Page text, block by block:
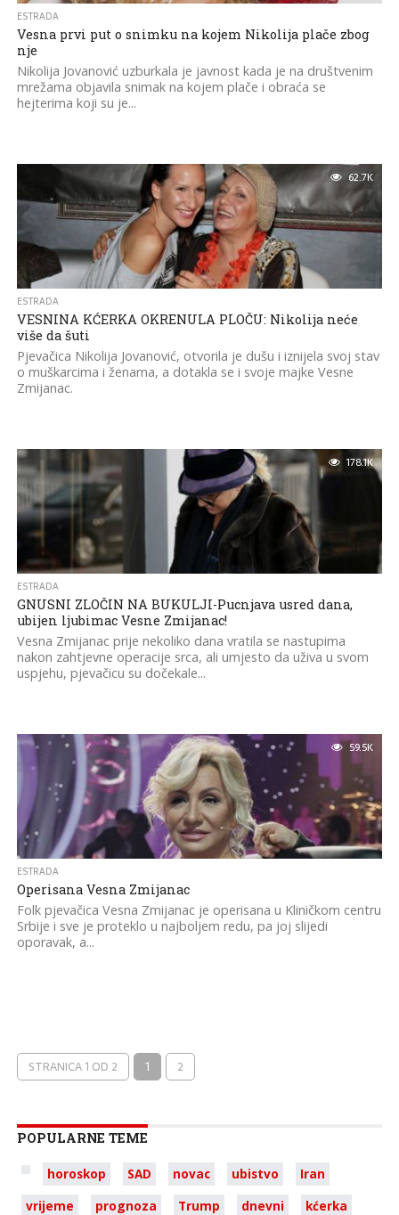
ESTRADA
Vesna prvi put o snimku na kojem Nikolija plače zbog
nje
Nikolija Jovanović uzburkala je javnost kada je na društvenim
mrežama objavila snimak na kojem plače i obraća se
hejterima koji su je...
62.7K
ESTRADA
VESNINA KĆERKA OKRENULA PLOČU: Nikolija neće
više da šuti
Pjevačica Nikolija Jovanović, otvorila je dušu i iznijela svoj stav
o muškarcima i ženama, a dotakla se i svoje majke Vesne
Zmijanac.
178.1K
ESTRADA
GNUSNI ZLOČIN NA BUKULJI-Pucnjava usred dana,
ubijen ljubimac Vesne Zmijanac!
Vesna Zmijanac prije nekoliko dana vratila se nastupima
nakon zahtjevne operacije srca, ali umjesto da uživa u svom
uspjehu, pjevačicu su dočekale...
59.5K
ESTRADA
Operisana Vesna Zmijanac
Folk pjevačica Vesna Zmijanac je operisana u Kliničkom centru
Srbije i sve je proteklo u najboljem redu, pa joj slijedi
oporavak, a...
STRANICA 1 OD 2 1 2
POPULARNE TEME
horoskop SAD novac ubistvo
Iran
vrijeme
prognoza Trump dnevni
kćerka